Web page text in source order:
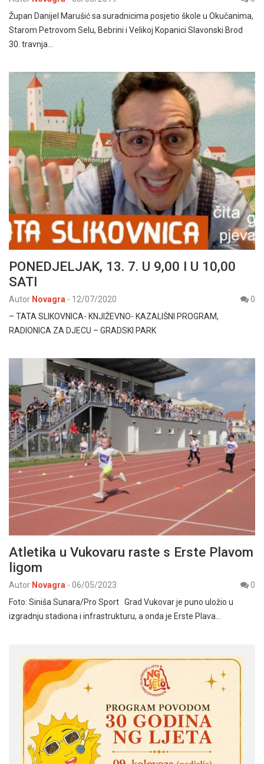
Župan Danijel Marušić sa suradnicima posjetio škole u Okučanima,
Starom Petrovom Selu, Bebrini i Velikoj Kopanici Slavonski Brod
30. travnja…
PONEDJELJAK, 13. 7. U 9,00 I U 10,00
SATI
Autor Novagra - 12/07/2020
0
– TATA SLIKOVNICA- KNJIŽEVNO- KAZALIŠNI PROGRAM,
RADIONICA ZA DJECU – GRADSKI PARK
Atletika u Vukovaru raste s Erste Plavom
ligom
Autor Novagra - 06/05/2023
0
Foto: Siniša Sunara/Pro Sport Grad Vukovar je puno uložio u
izgradnju stadiona i infrastrukturu, a onda je Erste Plava…